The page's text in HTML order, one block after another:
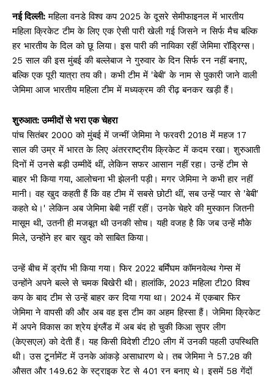
नई दिल्ली: महिला वनडे विश्व कप 2025 के दूसरे सेमीफाइनल में भारतीय
महिला क्रिकेट टीम के लिए एक ऐसी पारी खेली गई जिसने न सिर्फ मैच बल्कि
हर भारतीय के दिल को छू लिया। इस पारी की नायिका रहीं जेमिमा रॉड्रिग्स।
25 साल की इस मुंबई की बल्लेबाज ने गुरुवार के दिन सिर्फ रन नहीं बनाए,
बल्कि एक पूरी यात्रा तय की। कभी टीम में 'बेबी' के नाम से पुकारी जाने वाली
जेमिमा आज भारतीय महिला टीम में मध्यक्रम की रीढ़ बनकर खड़ी हैं।
शुरुआत: उम्मीदों से भरा एक चेहरा
पांच सितंबर 2000 को मुंबई में जन्मीं जेमिमा ने फरवरी 2018 में महज 17
साल की उम्र में भारत के लिए अंतरराष्ट्रीय क्रिकेट में कदम रखा। शुरुआती
दिनों में उनसे बड़ी उम्मीदें थीं, लेकिन सफर आसान नहीं रहा। उन्हें टीम से
बाहर भी किया गया, आलोचना भी झेलनी पड़ी। मगर जेमिमा ने कभी हार नहीं
मानी। वह खुद कहती हैं कि वह टीम में सबसे छोटी थीं, सब उन्हें प्यार से 'बेबी'
कहते थे।' लेकिन अब जेमिमा बेबी नहीं रहीं। उनके चेहरे की मुस्कान जितनी
मासूम थी, उतनी ही मजबूत थी उनकी सोच। यही वजह है कि जब उन्हें मौके
मिले, उन्होंने हर बार खुद को साबित किया।
उन्हें बीच में ड्रॉप भी किया गया। फिर 2022 बर्मिंघम कॉमनवेल्थ गेम्स में
उन्होंने अपने बल्ले से चमक बिखेरी थी। हालांकि, 2023 महिला टी20 विश्व
कप के बाद टीम से उन्हें बाहर कर दिया गया था। 2024 में एकबार फिर
जेमिमा ने वापसी की और अब वह इस टीम का अहम हिस्सा हैं। जेमिमा क्रिकेट
में अपने विकास का श्रेय इंग्लैंड में अब बंद हो चुकी किआ सुपर लीग
(केएसएल) को देती हैं। यह किसी विदेशी टी20 लीग में उनकी पहली उपस्थिति
थी। उस टूर्नामेंट में उनके आंकड़े असाधारण थे। तब जेमिमा ने 57.28 की
औसत और 149.62 के स्ट्राइक रेट से 401 रन बनाए थे। इसमें 58 गेंदों